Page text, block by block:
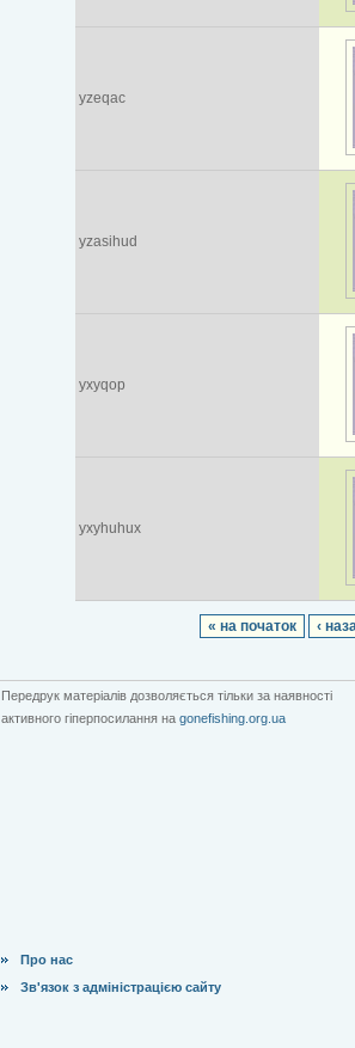
yzeqac
yzasihud
yxyqop
yxyhuhux
« на початок ‹
Передрук матеріалів дозволяється тільки за наявності
активного гіперпосилання на gonefishing.org.ua
Про нас
Зв'язок з адміністрацією сайту